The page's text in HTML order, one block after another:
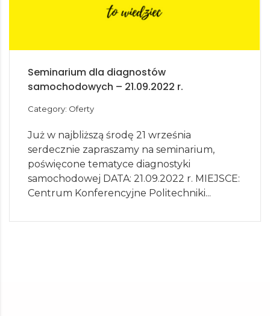
Seminarium dla diagnostów
samochodowych – 21.09.2022 r.
Category: Oferty
Już w najbliższą środę 21 września
serdecznie zapraszamy na seminarium,
poświęcone tematyce diagnostyki
samochodowej DATA: 21.09.2022 r. MIEJSCE:
Centrum Konferencyjne Politechniki...